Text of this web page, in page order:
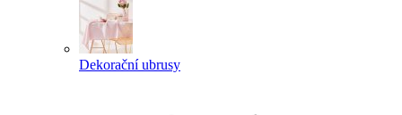
Dekorační ubrusy